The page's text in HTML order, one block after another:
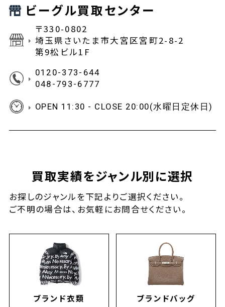
ビーグル買取センター
〒330-0802
埼玉県さいたま市大宮区宮町2-8-2
第9松ビル1F
0120-373-644
048-793-6777
OPEN 11:30 - CLOSE 20:00(水曜日定休日)
買取実績をジャンル別に選択
お探しのジャンルを下記よりご選択ください。
ご不明の場合は、お気軽にお問合せください。
ブランド衣類 ブランドバッグ